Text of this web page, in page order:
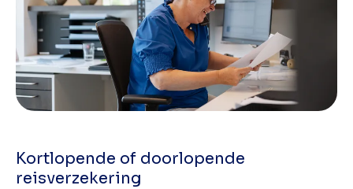
Kortlopende of doorlopende
reisverzekering